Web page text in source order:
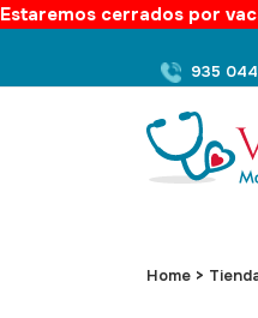
Estaremos cerrados por
935
Home >